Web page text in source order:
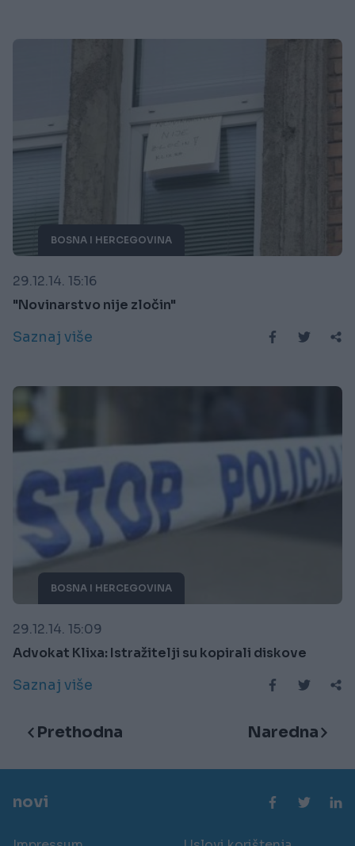
BOSNA I HERCEGOVINA
29.12.14. 15:16
"Novinarstvo nije zločin"
Saznaj više
BOSNA I HERCEGOVINA
29.12.14. 15:09
Advokat Klixa: Istražitelji su kopirali diskove
Saznaj više
Prethodna Naredna
novi